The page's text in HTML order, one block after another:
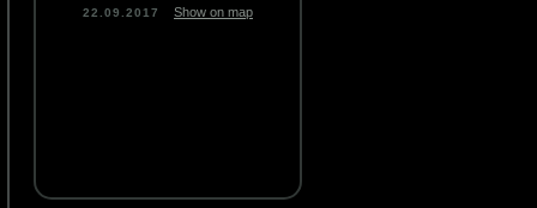
22.09.2017 Show on map